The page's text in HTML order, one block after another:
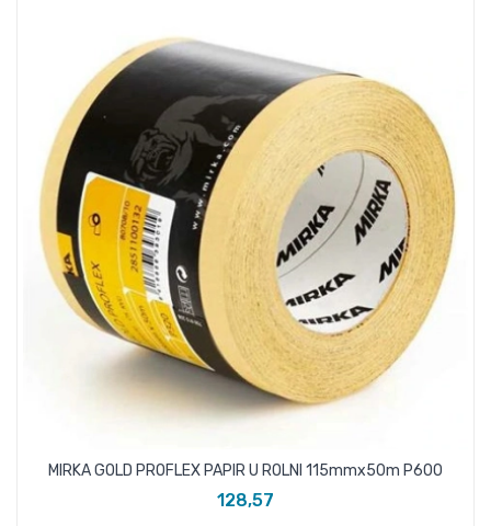
MIRKA GOLD PROFLEX PAPIR U ROLNI 115mmx50m P600
128,57